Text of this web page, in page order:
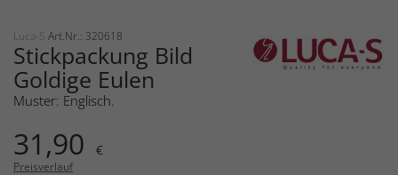
Luca-S Art.Nr.: 320618
Stickpackung Bild
Goldige Eulen
Muster: Englisch.
31,90 €
Preisverlauf